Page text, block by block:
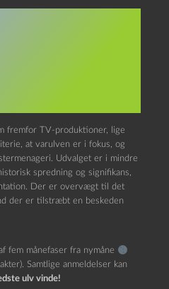
fremfor TV-produktioner, lige
at varulven er i fokus, og
Udvalget er i mindre
spredning og signifikans,
Der er overvægt til det
der er tilstræbt en beskeden
fem månefaser fra nymåne
Samtlige anmeldelser kan
ulv vinde!